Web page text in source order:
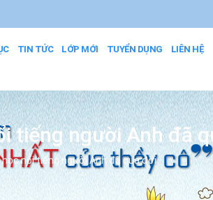
TIN TỨC LỚP MỚI TUYỂN DỤNG LIÊN HỆ
tiếng người Anh đã
nổi tiếng người Anh đã qua đời